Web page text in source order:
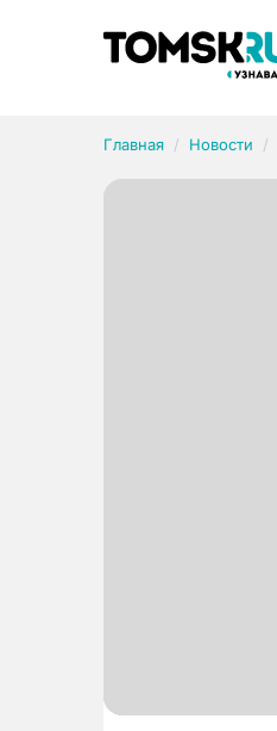
Главная Новости
Рубрики